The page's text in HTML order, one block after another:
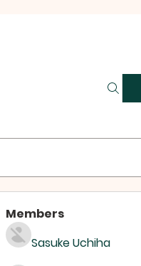
Members
Sasuke Uchiha